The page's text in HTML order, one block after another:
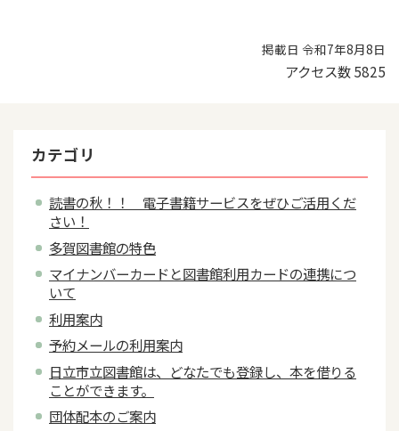
掲載日 令和7年8月8日
アクセス数5825
カテゴリ
読書の秋！！ 電子書籍サービスをぜひご活用くだ
さい！
多賀図書館の特色
マイナンバーカードと図書館利用カードの連携につ
いて
利用案内
予約メールの利用案内
日立市立図書館は、どなたでも登録し、本を借りる
ことができます。
団体配本のご案内